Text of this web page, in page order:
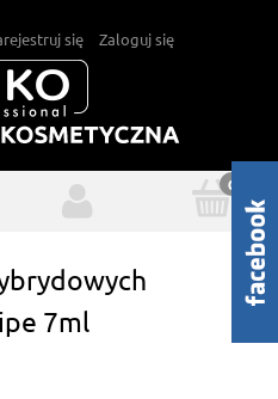
się Zaloguj się
7ml